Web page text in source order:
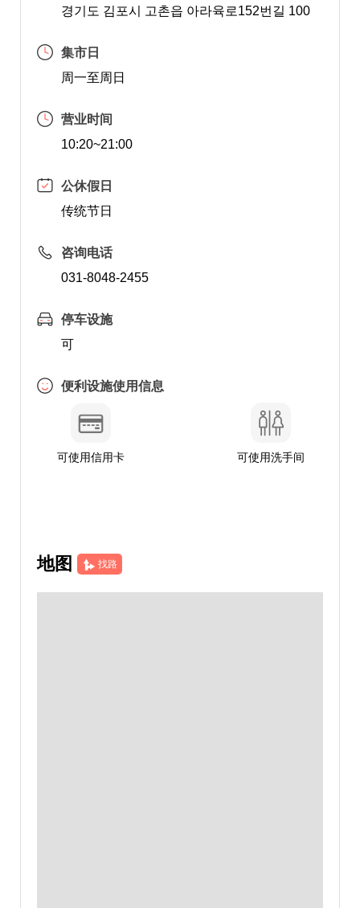
경기도 김포시 고촌읍 아라육로152번길 100
集市日
周一至周日
营业时间
10:20~21:00
公休假日
传统节日
咨询电话
031-8048-2455
停车设施
可
便利设施使用信息
可使用信用卡 可使用洗手间
地图 找路